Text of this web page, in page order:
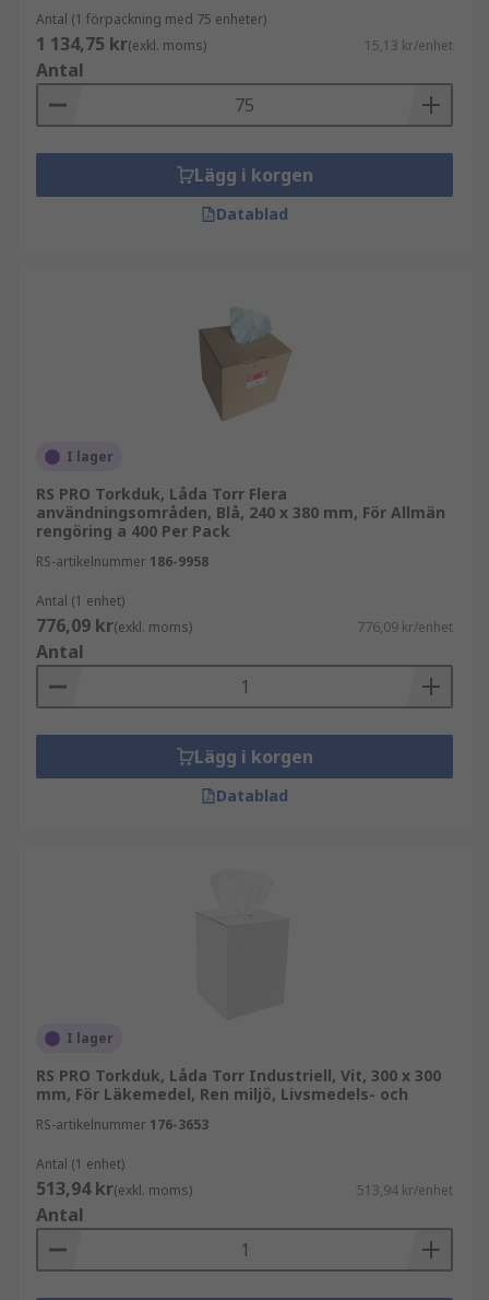
Antal (1 förpackning med 75 enheter)
1 134,75 kr(exkl. moms) 15,13 kr/enhet
Antal
Lägg i korgen
Datablad
I lager
RS PRO Torkduk, Låda Torr Flera
användningsområden, Blå, 240 x 380 mm, För Allmän
rengöring a 400 Per Pack
RS-artikelnummer 186-9958
Antal (1 enhet)
776,09 kr(exkl. moms) 776,09 kr/enhet
Antal
Lägg i korgen
Datablad
I lager
RS PRO Torkduk, Låda Torr Industriell, Vit, 300 x 300
mm, För Läkemedel, Ren miljö, Livsmedels- och
RS-artikelnummer 176-3653
Antal (1 enhet)
513,94 kr(exkl. moms) 513,94 kr/enhet
Antal